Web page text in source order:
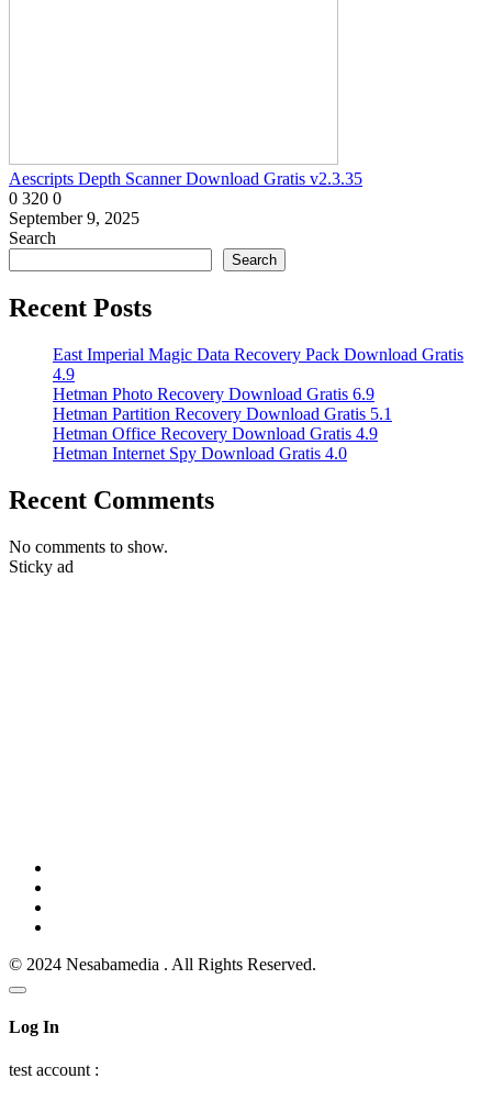
Aescripts Depth Scanner Download Gratis v2.3.35
0 320 0
September 9, 2025
Search
Search
Recent Posts
East Imperial Magic Data Recovery Pack Download Gratis
4.9
Hetman Photo Recovery Download Gratis 6.9
Hetman Partition Recovery Download Gratis 5.1
Hetman Office Recovery Download Gratis 4.9
Hetman Internet Spy Download Gratis 4.0
Recent Comments
No comments to show.
Sticky ad
© 2024 Nesabamedia . All Rights Reserved.
Log In
test account :